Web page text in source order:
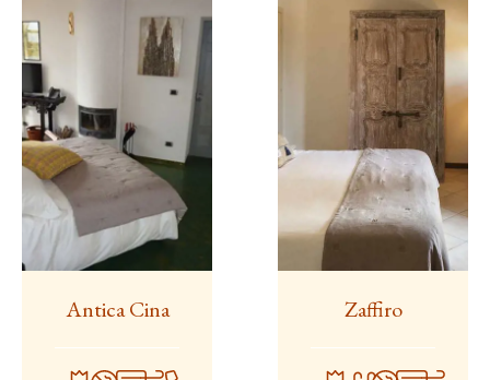
Room list
Antica Cina Zaffiro